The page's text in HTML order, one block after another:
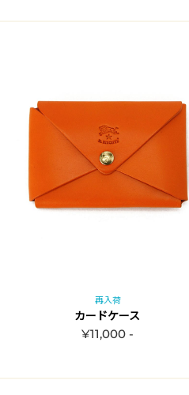
再入荷
カードケース
¥11,000 -